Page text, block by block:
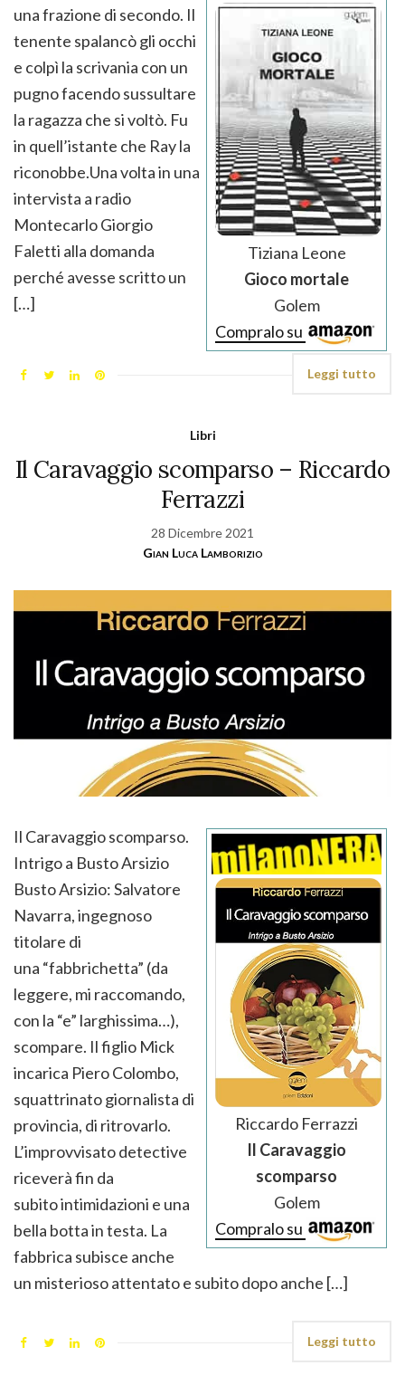
Tiziana Leone
Gioco mortale
Golem
Compralo su
una frazione di secondo. Il
tenente spalancò gli occhi
e colpì la scrivania con un
pugno facendo sussultare
la ragazza che si voltò. Fu
in quell’istante che Ray la
riconobbe.Una volta in una
intervista a radio
Montecarlo Giorgio
Faletti alla domanda
perché avesse scritto un
[…]
Leggi tutto
Libri
Il Caravaggio scomparso – Riccardo
Ferrazzi
28 Dicembre 2021
Gian Luca Lamborizio
Riccardo Ferrazzi
Il Caravaggio
scomparso
Golem
Compralo su
Il Caravaggio scomparso.
Intrigo a Busto Arsizio
Busto Arsizio: Salvatore
Navarra, ingegnoso
titolare di
una “fabbrichetta” (da
leggere, mi raccomando,
con la “e” larghissima…),
scompare. Il figlio Mick
incarica Piero Colombo,
squattrinato giornalista di
provincia, di ritrovarlo.
L’improvvisato detective
riceverà fin da
subito intimidazioni e una
bella botta in testa. La
fabbrica subisce anche
un misterioso attentato e subito dopo anche […]
Leggi tutto